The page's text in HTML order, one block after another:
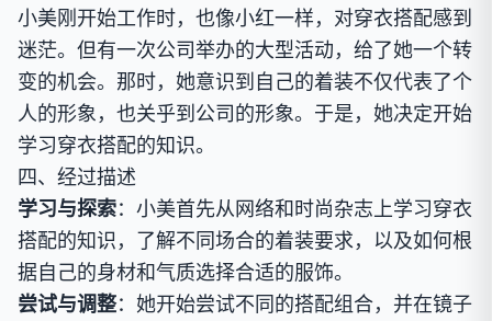
小美刚开始工作时，也像小红一样，对穿衣搭配感到
迷茫。但有一次公司举办的大型活动，给了她一个转
变的机会。那时，她意识到自己的着装不仅代表了个
人的形象，也关乎到公司的形象。于是，她决定开始
学习穿衣搭配的知识。
四、经过描述
学习与探索：小美首先从网络和时尚杂志上学习穿衣
搭配的知识，了解不同场合的着装要求，以及如何根
据自己的身材和气质选择合适的服饰。
尝试与调整：她开始尝试不同的搭配组合，并在镜子